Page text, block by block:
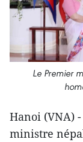
Le Premier
Hanoi (VNA)
ministre